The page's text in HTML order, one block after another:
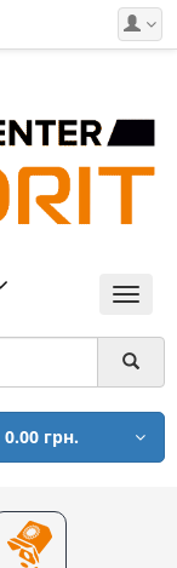
Меню
0.00 грн.